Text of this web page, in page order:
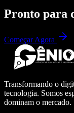
Pronto para
Começar Agora
Transformando o
tecnologia. Somos
dominam o mercado.